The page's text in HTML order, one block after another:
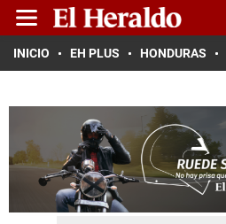
INICIO EH PLUS HONDURAS